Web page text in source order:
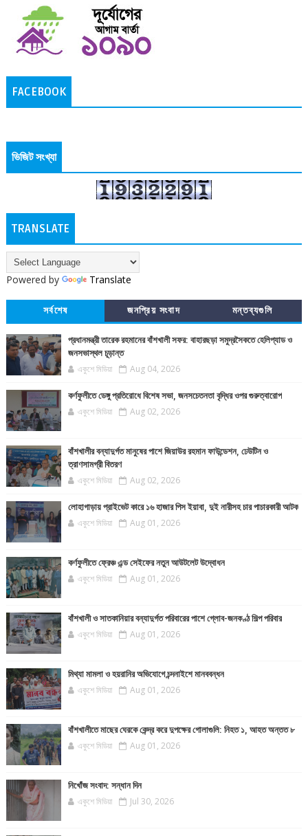
FACEBOOK
ভিজিট সংখ্যা
TRANSLATE
Powered by Translate
সর্বশেষ জনপ্রিয় সংবাদ মন্তব্যগুলি
প্রধানমন্ত্রী তারেক রহমানের বাঁশখালী সফর: বাহারছড়া সমুদ্রসৈকতে হেলিপ্যাড ও
জনসভাস্থল চূড়ান্ত
একুশে মিডিয়া Aug 04, 2026
কর্ণফুলীতে ডেঙ্গু প্রতিরোধে বিশেষ সভা, জনসচেতনতা বৃদ্ধির ওপর গুরুত্বারোপ
একুশে মিডিয়া Aug 02, 2026
বাঁশখালীর বন্যাদুর্গত মানুষের পাশে জিয়াউর রহমান ফাউন্ডেশন, ঢেউটিন ও
ত্রাণসামগ্রী বিতরণ
একুশে মিডিয়া Aug 02, 2026
লোহাগাড়ায় প্রাইভেট কারে ১৬ হাজার পিস ইয়াবা, দুই নারীসহ চার পাচারকারী আটক
একুশে মিডিয়া Aug 01, 2026
কর্ণফুলীতে ফ্রেঞ্চ এন্ড সেইফের নতুন আউটলেট উদ্বোধন
একুশে মিডিয়া Aug 01, 2026
বাঁশখালী ও সাতকানিয়ার বন্যাদুর্গত পরিবারের পাশে গ্লোব-জনকণ্ঠ শিল্প পরিবার
একুশে মিডিয়া Aug 01, 2026
মিথ্যা মামলা ও হয়রানির অভিযোগে চন্দনাইশে মানববন্ধন
একুশে মিডিয়া Aug 01, 2026
বাঁশখালীতে মাছের ঘেরকে কেন্দ্র করে দুপক্ষের গোলাগুলি: নিহত ১, আহত অন্তত ৮
একুশে মিডিয়া Aug 01, 2026
নিখোঁজ সংবাদ: সন্ধান দিন
একুশে মিডিয়া Jul 30, 2026